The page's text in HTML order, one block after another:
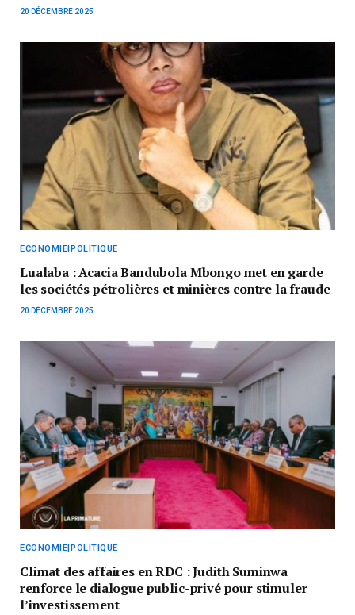
20 DÉCEMBRE 2025
ECONOMIE|POLITIQUE
Lualaba : Acacia Bandubola Mbongo met en garde
les sociétés pétrolières et minières contre la fraude
20 DÉCEMBRE 2025
ECONOMIE|POLITIQUE
Climat des affaires en RDC : Judith Suminwa
renforce le dialogue public-privé pour stimuler
l’investissement